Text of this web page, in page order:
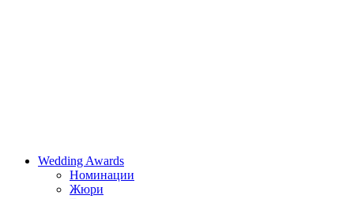
Wedding Awards
Номинации
Жюри